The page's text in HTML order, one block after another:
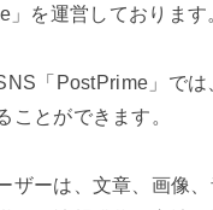
を運営しております
「PostPrime」では
ことができます。
ザーは、文章、画像